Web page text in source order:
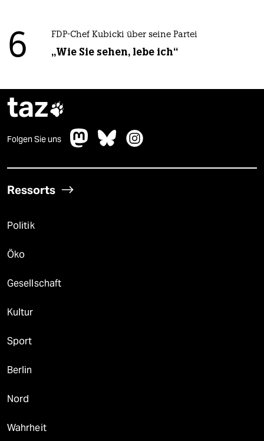
6 FDP-Chef Kubicki über seine Partei
„Wie Sie sehen, lebe ich“
taz
Folgen Sie uns
Ressorts
Politik
Öko
Gesellschaft
Kultur
Sport
Berlin
Nord
Wahrheit